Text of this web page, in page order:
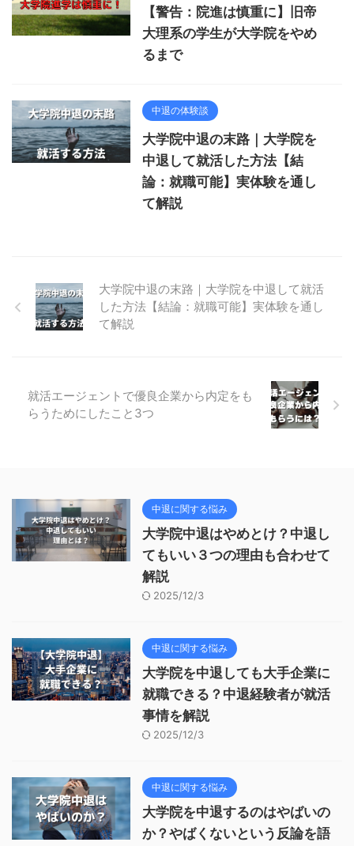
【警告：院進は慎重に】旧帝
大理系の学生が大学院をやめ
るまで
中退の体験談
大学院中退の末路｜大学院を
中退して就活した方法【結
論：就職可能】実体験を通し
て解説
大学院中退の末路｜大学院を中退して就活
した方法【結論：就職可能】実体験を通し
て解説
就活エージェントで優良企業から内定をも
らうためにしたこと3つ
中退に関する悩み
大学院中退はやめとけ？中退し
てもいい３つの理由も合わせて
解説
2025/12/3
中退に関する悩み
大学院を中退しても大手企業に
就職できる？中退経験者が就活
事情を解説
2025/12/3
中退に関する悩み
大学院を中退するのはやばいの
か？やばくないという反論を語